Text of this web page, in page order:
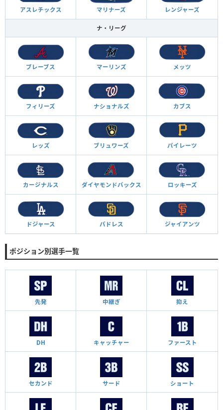
アスレチックス マリナーズ レンジャーズ
ナ・リーグ
ブレーブス マーリンズ メッツ
フィリーズ ナショナルズ カブス
レッズ ブリュワーズ パイレーツ
カージナルス ダイヤモンドバックス ロッキーズ
ドジャース パドレス ジャイアンツ
ポジション別選手一覧
先発 中継ぎ 抑え
DH キャッチャー ファースト
セカンド サード ショート